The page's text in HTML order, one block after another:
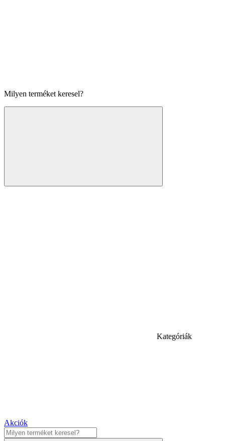
Milyen terméket keresel?
Kategóriák
Akciók